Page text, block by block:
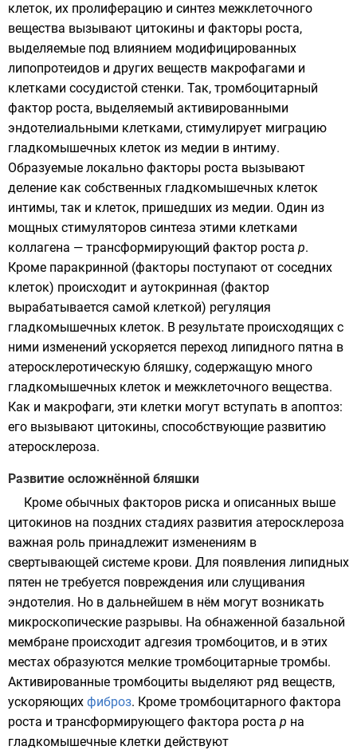
клеток, их пролиферацию и синтез межклеточного
вещества вызывают цитокины и факторы роста,
выделяемые под влиянием модифицированных
липопротеидов и других веществ макрофагами и
клетками сосудистой стенки. Так, тромбоцитарный
фактор роста, выделяемый активированными
эндотелиальными клетками, стимулирует миграцию
гладкомышечных клеток из медии в интиму.
Образуемые локально факторы роста вызывают
деление как собственных гладкомышечных клеток
интимы, так и клеток, пришедших из медии. Один из
мощных стимуляторов синтеза этими клетками
коллагена — трансформирующий фактор роста р.
Кроме паракринной (факторы поступают от соседних
клеток) происходит и аутокринная (фактор
вырабатывается самой клеткой) регуляция
гладкомышечных клеток. В результате происходящих с
ними изменений ускоряется переход липидного пятна в
атеросклеротическую бляшку, содержащую много
гладкомышечных клеток и межклеточного вещества.
Как и макрофаги, эти клетки могут вступать в апоптоз:
его вызывают цитокины, способствующие развитию
атеросклероза.
Развитие осложнённой бляшки
Кроме обычных факторов риска и описанных выше
цитокинов на поздних стадиях развития атеросклероза
важная роль принадлежит изменениям в
свертывающей системе крови. Для появления липидных
пятен не требуется повреждения или слущивания
эндотелия. Но в дальнейшем в нём могут возникать
микроскопические разрывы. На обнаженной базальной
мембране происходит адгезия тромбоцитов, и в этих
местах образуются мелкие тромбоцитарные тромбы.
Активированные тромбоциты выделяют ряд веществ,
ускоряющих фиброз. Кроме тромбоцитарного фактора
роста и трансформирующего фактора роста р на
гладкомышечные клетки действуют